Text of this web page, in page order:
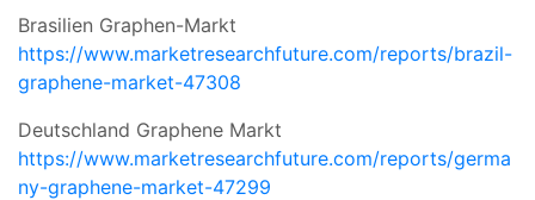
Brasilien Graphen-Markt
https://www.marketresearchfuture.com/reports/brazil-
graphene-market-47308
Deutschland Graphene Markt
https://www.marketresearchfuture.com/reports/germa
ny-graphene-market-47299